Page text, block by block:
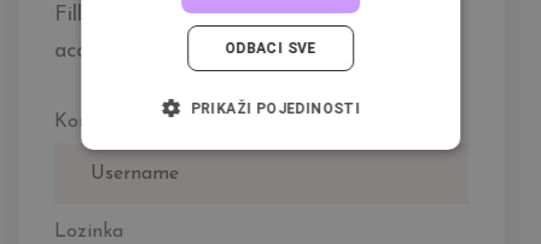
Fill in the form below to get instant
access.
Korisničko ime ili adresa e-pošte
Lozinka
ODBACI SVE
PRIKAŽI POJEDINOSTI